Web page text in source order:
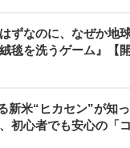
ずなのに、なぜか地
毯を洗うゲーム』【
新米“ヒカセン”が知
初心者でも安心の「